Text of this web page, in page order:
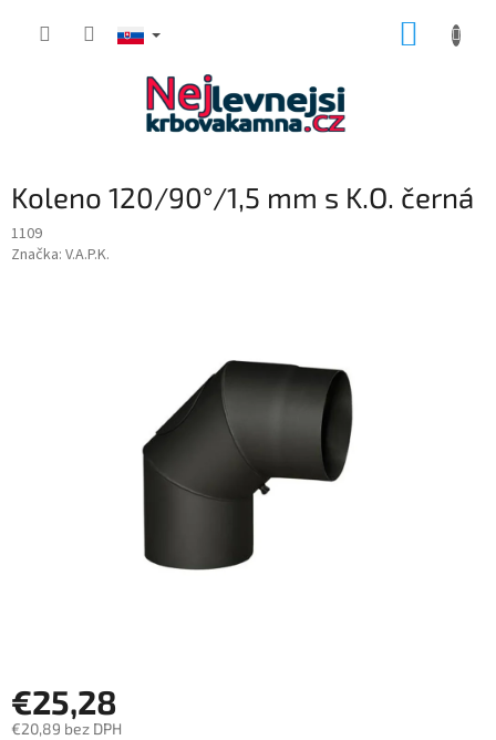
Koleno 120/90°/1,5 mm s K.O. černá
1109
Značka: V.A.P.K.
€25,28
€20,89 bez DPH